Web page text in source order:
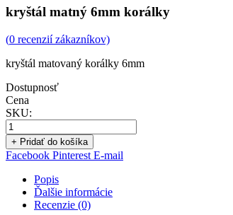
kryštál matný 6mm korálky
(0 recenzií zákazníkov)
kryštál matovaný korálky 6mm
Dostupnosť
Cena
SKU:
+ Pridať do košíka
Facebook Pinterest E-mail
Popis
Ďalšie informácie
Recenzie (0)